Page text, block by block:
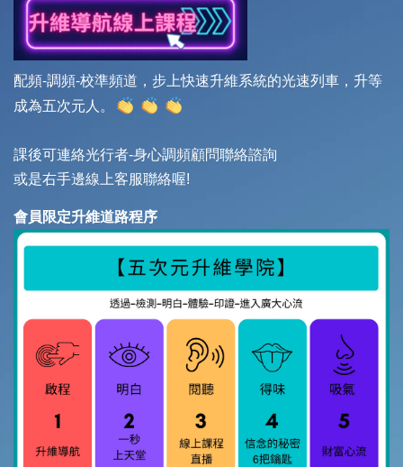
配頻-調頻-校準頻道，步上快速升維系統的光速列車，升等
成為五次元人。
課後可連絡光行者-身心調頻顧問聯絡諮詢
或是右手邊線上客服聯絡喔!
會員限定升維道路程序